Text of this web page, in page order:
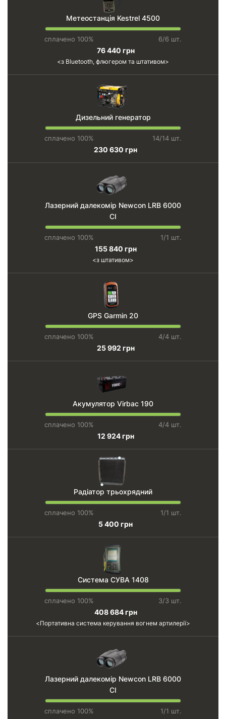
Метеостанція Kestrel 4500
сплачено 100% 6/6 шт.
76 440 грн
з Bluetooth, флюгером та штативом
Дизельний генератор
сплачено 100% 14/14 шт.
230 630 грн
Лазерний далекомір Newcon LRB 6000
CI
сплачено 100% 1/1 шт.
155 840 грн
з штативом
GPS Garmin 20
сплачено 100% 4/4 шт.
25 992 грн
Акумулятор Virbac 190
сплачено 100% 4/4 шт.
12 924 грн
Радіатор трьохрядний
сплачено 100% 1/1 шт.
5 400 грн
Система СУВА 1408
сплачено 100% 3/3 шт.
408 684 грн
Портативна система керування вогнем артилерії
Лазерний далекомір Newcon LRB 6000
CI
сплачено 100% 1/1 шт.